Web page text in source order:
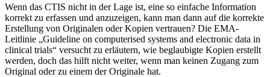
Wenn das CTIS nicht in der Lage ist, eine so einfache Information
korrekt zu erfassen und anzuzeigen, kann man dann auf die korrekte
Erstellung von Originalen oder Kopien vertrauen? Die EMA-
Leitlinie „Guideline on computerised systems and electronic data in
clinical trials“ versucht zu erläutern, wie beglaubigte Kopien erstellt
werden, doch das hilft nicht weiter, wenn man keinen Zugang zum
Original oder zu einem der Originale hat.